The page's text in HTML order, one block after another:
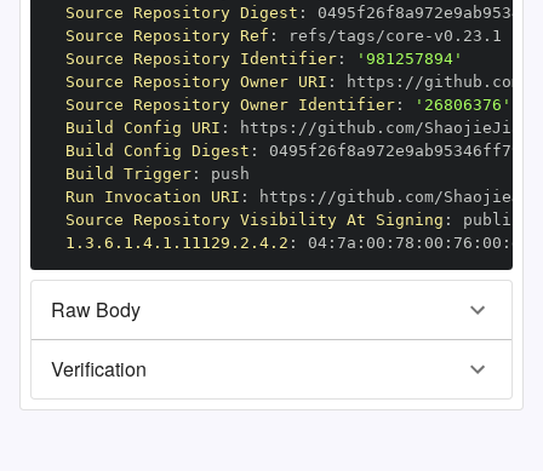
Source Repository Digest :
Source Repository Ref : refs/tags/core -
Source Repository Identifier:
'981257894'
Source Repository Owner URI : https :
Source Repository Owner Identifier:
'26806376'
Build Config URI : https : //github.com/
Build Config Digest :
Build Trigger:
Run Invocation URI : https :
Source Repository Visibility At Signing :
1.3.6.1.4.1.11129.2.4.2 : 04: 7a : 00 : 78 : 00 : 76 : 00 : dd
Raw Body
Verification